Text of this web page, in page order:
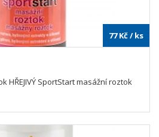
77 Kč/ ks
HŘEJIVÝ SportStart masážní roztok